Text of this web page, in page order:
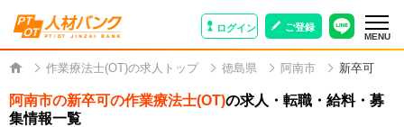
ログイン ご登録
MENU
作業療法士(OT)の求人トップ 徳島県 阿南市 新卒可
阿南市の新卒可の作業療法士(OT)の求人・転職・給料・募
集情報一覧